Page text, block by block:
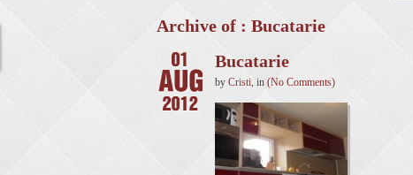
Archive of : Bucatarie
Bucatarie
by Cristi, in (No Comments)